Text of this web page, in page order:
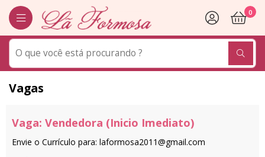
0
Vagas
Vaga: Vendedora (Inicio Imediato)
Envie o Currículo para: laformosa2011@gmail.com